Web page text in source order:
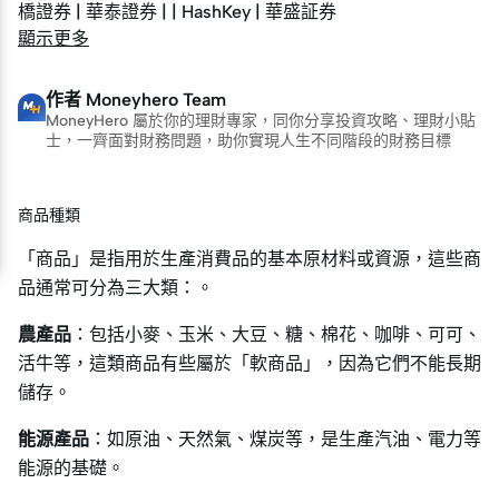
橋證券 | 華泰證券 | | HashKey | 華盛証券
橋證券 | 華泰證券 | | HashKey | 華盛証券
顯示更多
作者 Moneyhero Team
MoneyHero 屬於你的理財專家，同你分享投資攻略、理財小貼
士，一齊面對財務問題，助你實現人生不同階段的財務目標
商品種類
「商品」是指用於生產消費品的基本原材料或資源，這些商
品通常可分為三大類：。
農產品 ：包括小麥、玉米、大豆、糖、棉花、咖啡、可可、
活牛等，這類商品有些屬於「軟商品」，因為它們不能長期
儲存。
能源產品 ：如原油、天然氣、煤炭等，是生產汽油、電力等
能源的基礎。